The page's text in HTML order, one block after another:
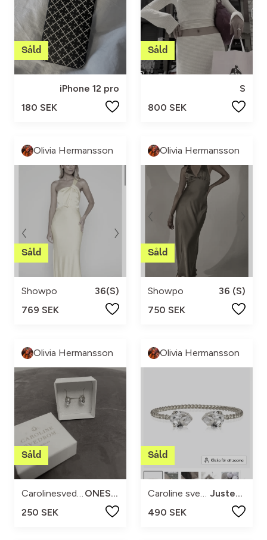
iPhone 12 pro
180 SEK
S
800 SEK
Olivia Hermansson
Showpo
36(S)
769 SEK
Olivia Hermansson
Showpo
36 (S)
750 SEK
Olivia Hermansson
Carolinesvedbom
ONESIZE
250 SEK
Olivia Hermansson
Caroline svedbom
Justerbar
490 SEK